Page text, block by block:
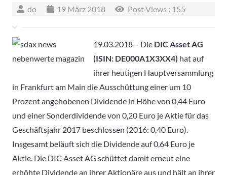
do 19 März 2018 Post Views : 155
19.03.2018 – Die DIC Asset AG
(ISIN: DE000A1X3XX4) hat auf
ihrer heutigen Hauptversammlung
in Frankfurt am Main die Ausschüttung einer um 10
Prozent angehobenen Dividende in Höhe von 0,44 Euro
und einer Sonderdividende von 0,20 Euro je Aktie für das
Geschäftsjahr 2017 beschlossen (2016: 0,40 Euro).
Insgesamt beläuft sich die Dividende auf 0,64 Euro je
Aktie. Die DIC Asset AG schüttet damit erneut eine
erhöhte Dividende an ihrer Aktionäre aus und hält an ihrer